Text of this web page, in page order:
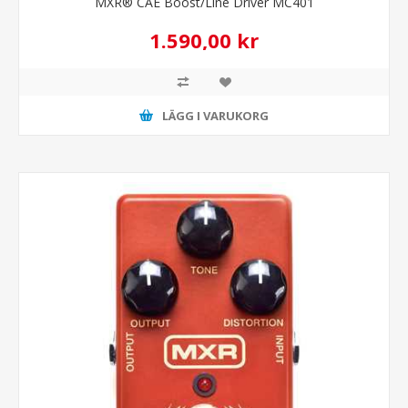
1.590,00 kr
LÄGG I VARUKORG